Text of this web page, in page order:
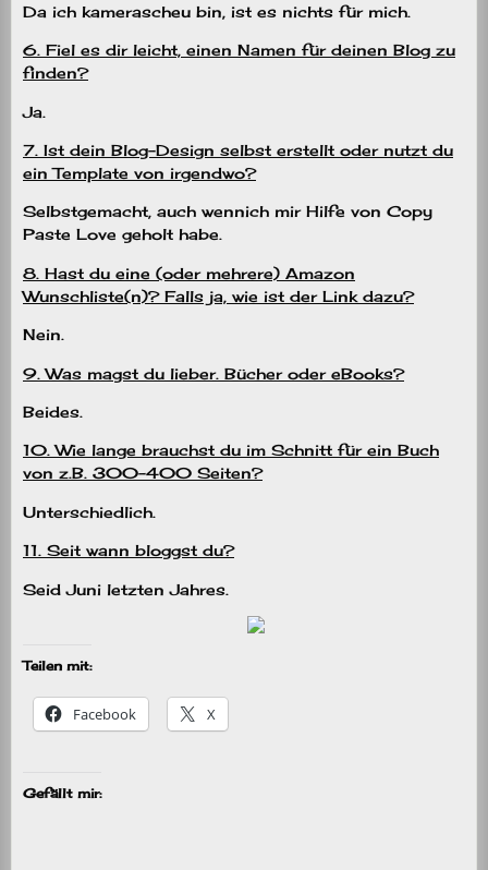
Da ich kamerascheu bin, ist es nichts für mich.
6. Fiel es dir leicht, einen Namen für deinen Blog zu
finden?
Ja.
7. Ist dein Blog-Design selbst erstellt oder nutzt du
ein Template von irgendwo?
Selbstgemacht, auch wennich mir Hilfe von Copy
Paste Love geholt habe.
8. Hast du eine (oder mehrere) Amazon
Wunschliste(n)? Falls ja, wie ist der Link dazu?
Nein.
9. Was magst du lieber. Bücher oder eBooks?
Beides.
10. Wie lange brauchst du im Schnitt für ein Buch
von z.B. 300-400 Seiten?
Unterschiedlich.
11. Seit wann bloggst du?
Seid Juni letzten Jahres.
Teilen mit:
Facebook X
Gefällt mir: